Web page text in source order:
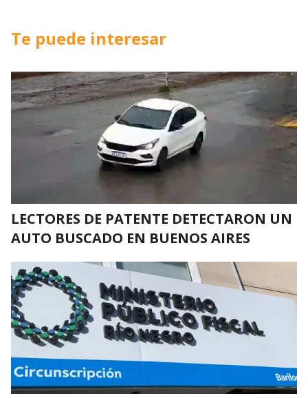
Te puede interesar
LECTORES DE PATENTE DETECTARON UN
AUTO BUSCADO EN BUENOS AIRES